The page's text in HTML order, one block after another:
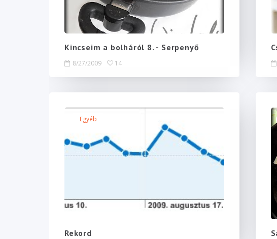
Kincseim a bolháról 8. - Serpenyő
8/27/2009 14
Egyéb
Rekord